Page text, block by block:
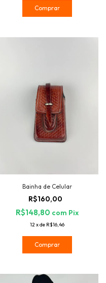
Comprar
Bainha de Celular
R$160,00
R$148,80 com Pix
12xde R$16,46
Comprar